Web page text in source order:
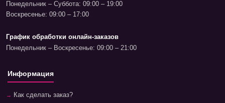
Понедельник – Суббота: 09:00 – 19:00
Воскресенье: 09:00 – 17:00
График обработки онлайн-заказов
Понедельник – Воскресенье: 09:00 – 21:00
Информация
Как сделать заказ?